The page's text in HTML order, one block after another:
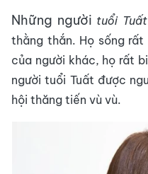
Những người tuổi Tuất
thằng thắn. Họ sống
của người khác, họ rất
ngườituổi Tuất được
hội thăng tiến vù vù.